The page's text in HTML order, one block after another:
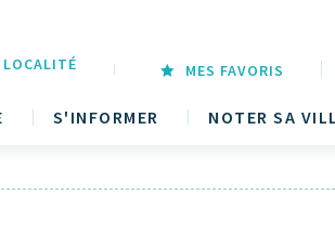
S'INFORMER NOTER SA
MES FAVORIS